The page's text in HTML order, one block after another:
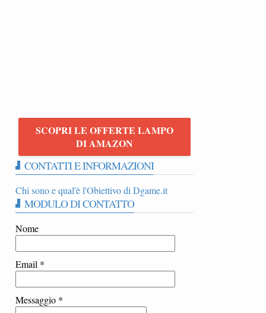
SCOPRI LE OFFERTE LAMPO
DI AMAZON
CONTATTI E INFORMAZIONI
Chi sono e qual'è l'Obiettivo di Dgame.it
MODULO DI CONTATTO
Nome
Email *
Messaggio *